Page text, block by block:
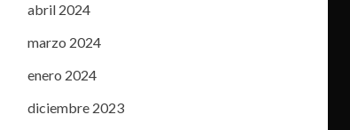
abril 2024
marzo 2024
enero 2024
diciembre 2023